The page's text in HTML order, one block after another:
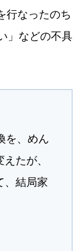
行なったのち
」などの不具
を、めん
たが、
、結局家